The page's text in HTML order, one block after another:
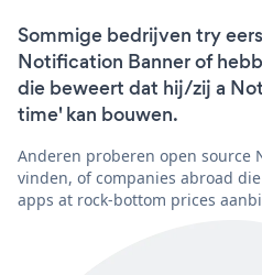
Sommige bedrijven try
Notification Banner of
die beweert dat hij/zij a
time' kan bouwen.
Anderen proberen open source
vinden, of companies abroad
apps at rock-bottom prices